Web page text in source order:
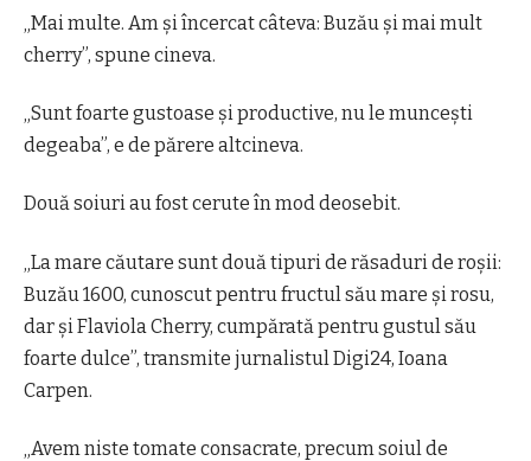
„Mai multe. Am și încercat câteva: Buzău și mai mult
cherry”, spune cineva.
„Sunt foarte gustoase și productive, nu le muncești
degeaba”, e de părere altcineva.
Două soiuri au fost cerute în mod deosebit.
„La mare căutare sunt două tipuri de răsaduri de roșii:
Buzău 1600, cunoscut pentru fructul său mare și rosu,
dar și Flaviola Cherry, cumpărată pentru gustul său
foarte dulce”, transmite jurnalistul Digi24, Ioana
Carpen.
„Avem niste tomate consacrate, precum soiul de